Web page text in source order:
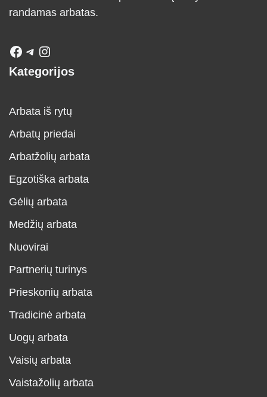
randamas arbatas.
Kategorijos
Arbata iš rytų
Arbatų priedai
Arbatžolių arbata
Egzotiška arbata
Gėlių arbata
Medžių arbata
Nuovirai
Partnerių turinys
Prieskonių arbata
Tradicinė arbata
Uogų arbata
Vaisių arbata
Vaistažolių arbata